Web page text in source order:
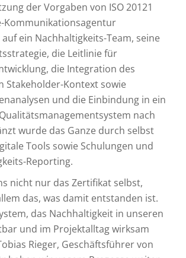
der Vorgaben von ISO 20121
Kommunikationsagentur
ein Nachhaltigkeits-Team, seine
die Leitlinie für
die Integration des
Stakeholder-Kontext sowie
und die Einbindung in ein
nach
wurde das Ganze durch selbst
Tools sowie Schulungen und
Reporting.
nicht nur das Zertifikat selbst,
das, was damit entstanden ist.
das Nachhaltigkeit in unseren
und im Projektalltag wirksam
Rieger, Geschäftsführer von